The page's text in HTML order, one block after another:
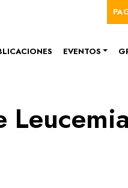
Pasar al contenido principal
principal
EVENTOS
Leucemia